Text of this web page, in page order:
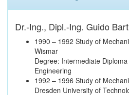
Dr.-Ing., Dipl.-Ing. Guido
1990 – 1992 Study of
Wismar
Degree: Intermediate
Engineering
1992 – 1996 Study of
Dresden University of